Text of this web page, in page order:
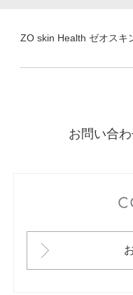
ZO skin Health ゼオスキ
お問い合